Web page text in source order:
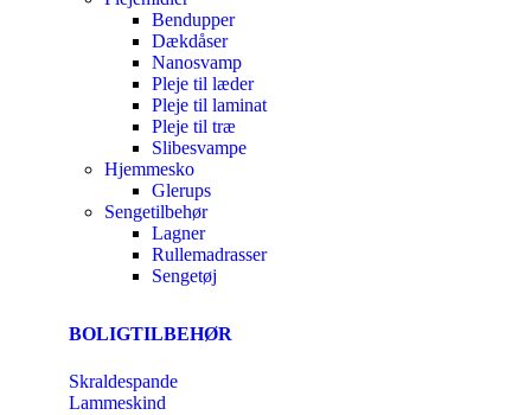
Bendupper
Dækdåser
Nanosvamp
Pleje til læder
Pleje til laminat
Pleje til træ
Slibesvampe
Hjemmesko
Glerups
Sengetilbehør
Lagner
Rullemadrasser
Sengetøj
BOLIGTILBEHØR
Skraldespande
Lammeskind